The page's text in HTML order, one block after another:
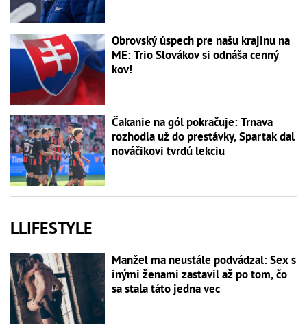
Obrovský úspech pre našu krajinu na
ME: Trio Slovákov si odnáša cenný
kov!
Čakanie na gól pokračuje: Trnava
rozhodla už do prestávky, Spartak dal
nováčikovi tvrdú lekciu
LLIFESTYLE
Manžel ma neustále podvádzal: Sex s
inými ženami zastavil až po tom, čo
sa stala táto jedna vec